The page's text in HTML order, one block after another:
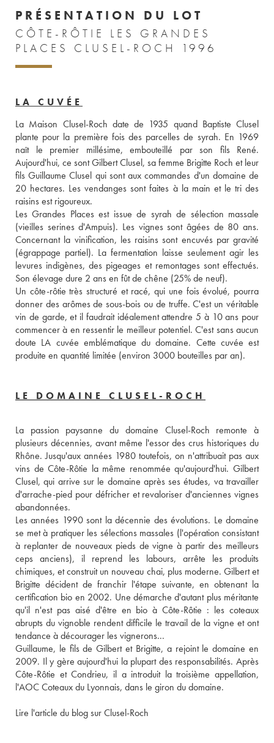
PRÉSENTATION DU LOT
CÔTE-RÔTIE LES GRANDES
PLACES CLUSEL-ROCH 1996
LA CUVÉE
La Maison Clusel-Roch date de 1935 quand Baptiste Clusel
plante pour la première fois des parcelles de syrah. En 1969
naît le premier millésime, embouteillé par son fils René.
Aujourd'hui, ce sont Gilbert Clusel, sa femme Brigitte Roch et leur
fils Guillaume Clusel qui sont aux commandes d'un domaine de
20 hectares. Les vendanges sont faites à la main et le tri des
raisins est rigoureux.
Les Grandes Places est issue de syrah de sélection massale
(vieilles serines d'Ampuis). Les vignes sont âgées de 80 ans.
Concernant la vinification, les raisins sont encuvés par gravité
(égrappage partiel). La fermentation laisse seulement agir les
levures indigènes, des pigeages et remontages sont effectués.
Son élevage dure 2 ans en fût de chêne (25% de neuf).
Un côte-rôtie très structuré et racé, qui une fois évolué, pourra
donner des arômes de sous-bois ou de truffe. C'est un véritable
vin de garde, et il faudrait idéalement attendre 5 à 10 ans pour
commencer à en ressentir le meilleur potentiel. C'est sans aucun
doute LA cuvée emblématique du domaine. Cette cuvée est
produite en quantité limitée (environ 3000 bouteilles par an).
LE DOMAINE CLUSEL-ROCH
La passion paysanne du domaine Clusel-Roch remonte à
plusieurs décennies, avant même l'essor des crus historiques du
Rhône. Jusqu'aux années 1980 toutefois, on n'attribuait pas aux
vins de Côte-Rôtie la même renommée qu'aujourd'hui. Gilbert
Clusel, qui arrive sur le domaine après ses études, va travailler
d'arrache-pied pour défricher et revaloriser d'anciennes vignes
abandonnées.
Les années 1990 sont la décennie des évolutions. Le domaine
se met à pratiquer les sélections massales (l'opération consistant
à replanter de nouveaux pieds de vigne à partir des meilleurs
ceps anciens), il reprend les labours, arrête les produits
chimiques, et construit un nouveau chai, plus moderne. Gilbert et
Brigitte décident de franchir l'étape suivante, en obtenant la
certification bio en 2002. Une démarche d'autant plus méritante
qu'il n'est pas aisé d'être en bio à Côte-Rôtie : les coteaux
abrupts du vignoble rendent difficile le travail de la vigne et ont
tendance à décourager les vignerons...
Guillaume, le fils de Gilbert et Brigitte, a rejoint le domaine en
2009. Il y gère aujourd'hui la plupart des responsabilités. Après
Côte-Rôtie et Condrieu, il a introduit la troisième appellation,
l'AOC Coteaux du Lyonnais, dans le giron du domaine.
Lire l'article du blog sur Clusel-Roch